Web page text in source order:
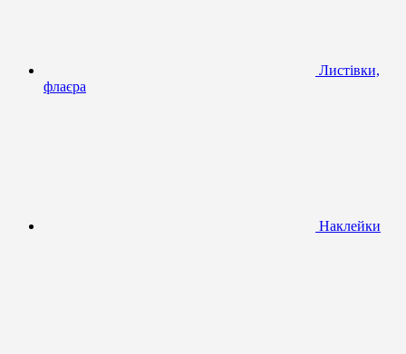
Листівки,
флаєра
Наклейки